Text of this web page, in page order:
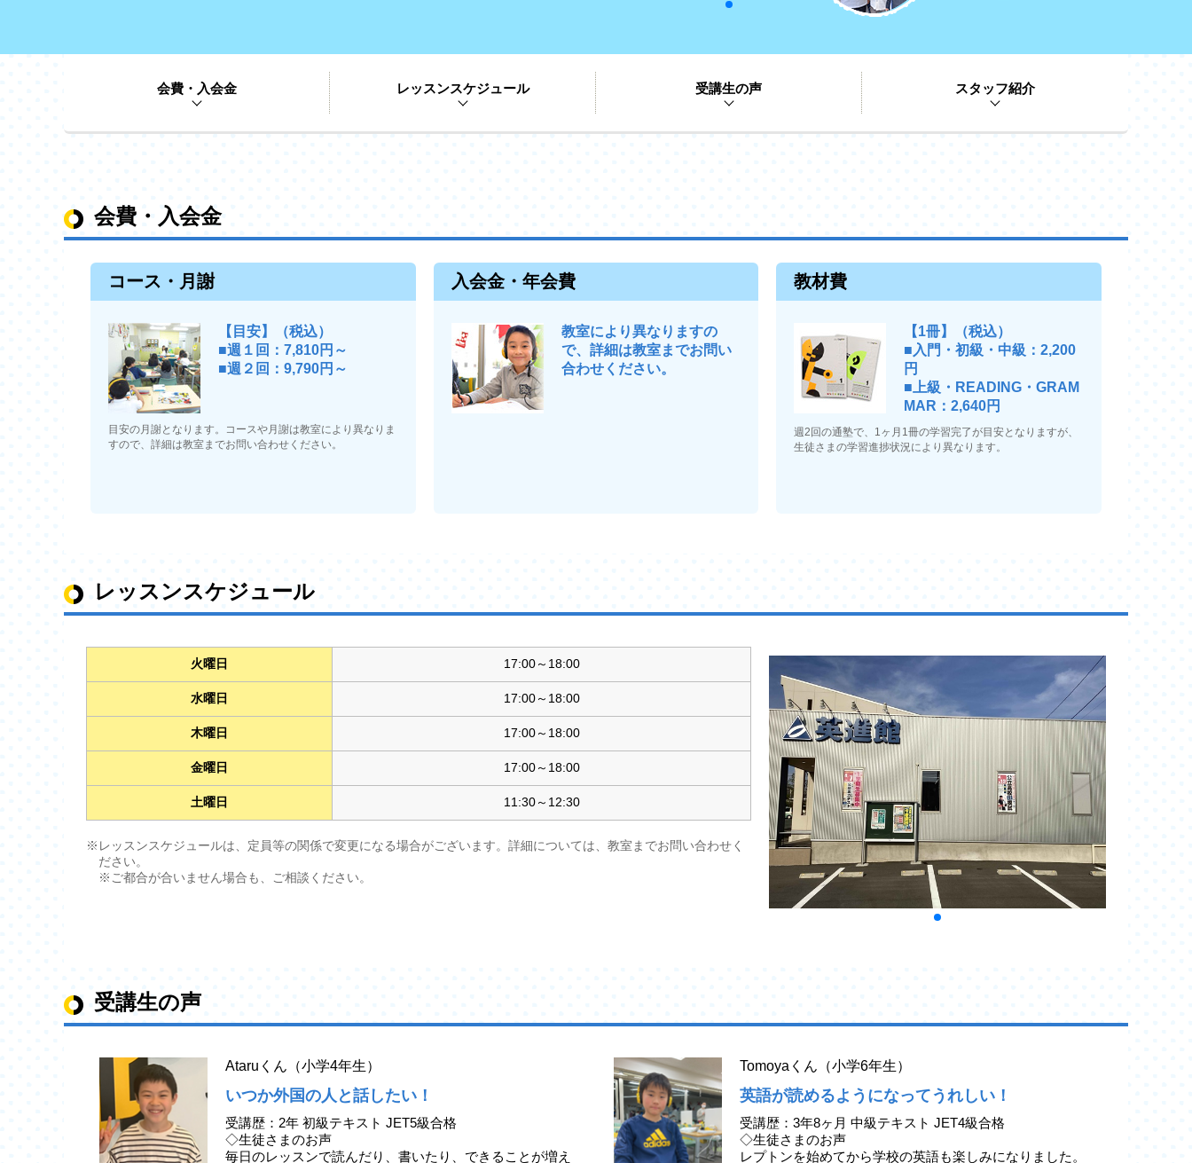
会費・入会金 レッスンスケジュール 受講生の声 スタッフ紹介
会費・入会金
コース・月謝
【目安】（税込）
■週１回：7,810円～
■週２回：9,790円～
目安の月謝となります。コースや月謝は教室により異なりま
すので、詳細は教室までお問い合わせください。
入会金・年会費
教室により異なりますの
で、詳細は教室までお問い
合わせください。
教材費
【1冊】（税込）
■入門・初級・中級：2,200
円
■上級・READING・GRAM
MAR：2,640円
週2回の通塾で、1ヶ月1冊の学習完了が目安となりますが、
生徒さまの学習進捗状況により異なります。
レッスンスケジュール
火曜日 17:00～18:00
水曜日 17:00～18:00
木曜日 17:00～18:00
金曜日 17:00～18:00
土曜日 11:30～12:30
※レッスンスケジュールは、定員等の関係で変更になる場合がございます。詳細については、教室までお問い合わせく
ださい。
※ご都合が合いません場合も、ご相談ください。
受講生の声
Ataruくん（小学4年生）
いつか外国の人と話したい！
受講歴：2年 初級テキスト JET5級合格
◇生徒さまのお声
毎日のレッスンで読んだり、書いたり、できることが増え
Tomoyaくん（小学6年生）
英語が読めるようになってうれしい！
受講歴：3年8ヶ月 中級テキスト JET4級合格
◇生徒さまのお声
レプトンを始めてから学校の英語も楽しみになりました。